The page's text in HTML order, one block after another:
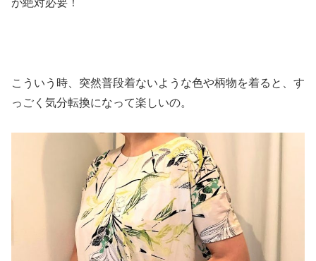
が絶対必要！
こういう時、突然普段着ないような色や柄物を着ると、す
っごく気分転換になって楽しいの。